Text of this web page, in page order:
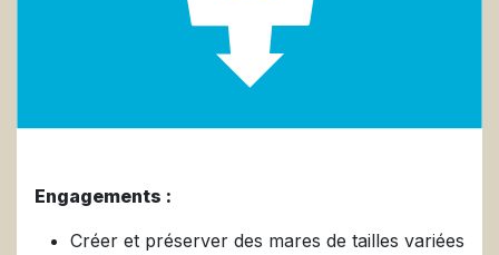
Engagements :
Créer et préserver des mares de tailles variées